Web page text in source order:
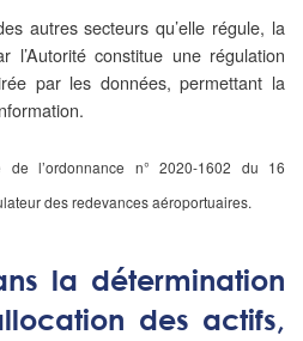
autres secteurs qu’elle régule, la
l’Autorité constitue une régulation
par les données, permettant la
l’ordonnance n° 2020-1602 du 16
des redevances aéroportuaires.
la détermination
des actifs,